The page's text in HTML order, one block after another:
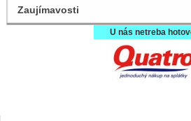
Zaujímavosti
U nás netreba